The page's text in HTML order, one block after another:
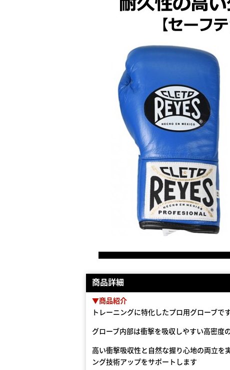
商品詳細
▼商品紹介
トレーニングに特化したプロ用グローブで
グローブ内部は衝撃を吸収しやすい高密度
高い衝撃吸収性と自然な握り心地の両立
ング技術アップをサポートします